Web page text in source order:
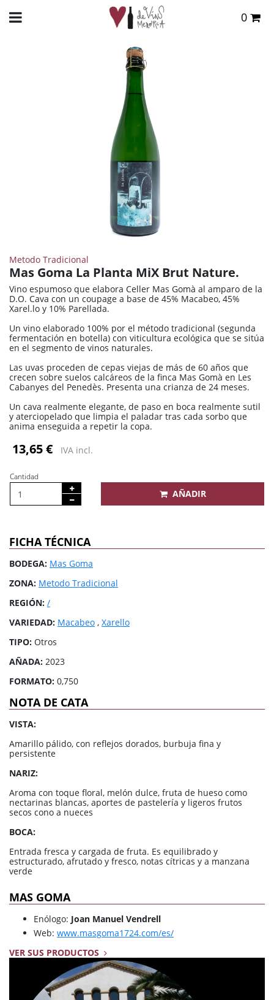
0
VER CESTA
Metodo Tradicional
Mas Goma La Planta MiX Brut Nature.
Vino espumoso que elabora Celler Mas Gomà al amparo de la
D.O. Cava con un coupage a base de 45% Macabeo, 45%
Xarel.lo y 10% Parellada.
Un vino elaborado 100% por el método tradicional (segunda
fermentación en botella) con viticultura ecológica que se sitúa
en el segmento de vinos naturales.
Las uvas proceden de cepas viejas de más de 60 años que
crecen sobre suelos calcáreos de la finca Mas Gomà en Les
Cabanyes del Penedès. Presenta una crianza de 24 meses.
Un cava realmente elegante, de paso en boca realmente sutil
y aterciopelado que limpia el paladar tras cada sorbo que
anima enseguida a repetir la copa.
13,65 € IVA incl.
Cantidad
AÑADIR
FICHA TÉCNICA
BODEGA: Mas Goma
ZONA: Metodo Tradicional
REGIÓN: /
VARIEDAD: Macabeo , Xarello
TIPO: Otros
AÑADA: 2023
FORMATO: 0,750
NOTA DE CATA
VISTA:
Amarillo pálido, con reflejos dorados, burbuja fina y
persistente
NARIZ:
Aroma con toque floral, melón dulce, fruta de hueso como
nectarinas blancas, aportes de pastelería y ligeros frutos
secos cono a nueces
BOCA:
Entrada fresca y cargada de fruta. Es equilibrado y
estructurado, afrutado y fresco, notas cítricas y a manzana
verde
MAS GOMA
Enólogo: Joan Manuel Vendrell
Web: www.masgoma1724.com/es/
VER SUS PRODUCTOS